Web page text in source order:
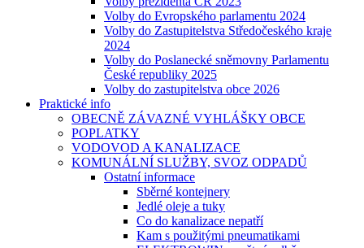
Volby do Evropského parlamentu 2024
Volby do Zastupitelstva Středočeského kraje
2024
Volby do Poslanecké sněmovny Parlamentu
České republiky 2025
Volby do zastupitelstva obce 2026
Praktické info
OBECNĚ ZÁVAZNÉ VYHLÁŠKY OBCE
POPLATKY
VODOVOD A KANALIZACE
KOMUNÁLNÍ SLUŽBY, SVOZ ODPADŮ
Ostatní informace
Sběrné kontejnery
Jedlé oleje a tuky
Co do kanalizace nepatří
Kam s použitými pneumatikami